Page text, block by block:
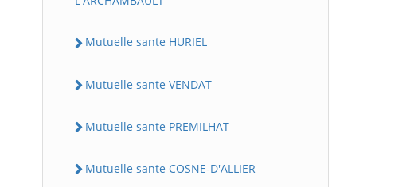
Mutuelle sante HURIEL
Mutuelle sante VENDAT
Mutuelle sante PREMILHAT
Mutuelle sante COSNE-D'ALLIER